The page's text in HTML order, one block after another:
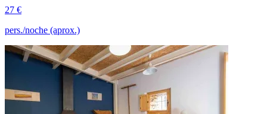
27 €
pers./noche (aprox.)